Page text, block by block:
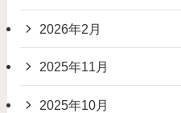
2026年2月
2025年11月
2025年10月